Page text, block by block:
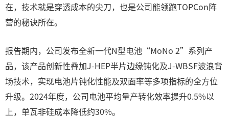
在，技术就是穿透成本的尖刀，也是公司能领跑TOPCon阵
营的秘诀所在。
报告期内，公司发布全新一代N型电池“MoNo 2”系列产
品，该产品创新性叠加J-HEP半片边缘钝化及J-WBSF波浪背
场技术，实现电池片钝化性能及双面率等多项指标的全方位
升级。2024年度，公司电池平均量产转化效率提升0.5%以
上，单瓦非硅成本降低约30%。